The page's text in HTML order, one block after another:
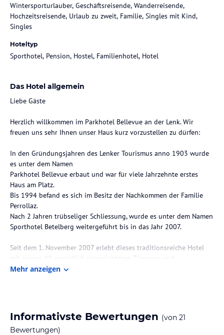
Wintersporturlauber, Geschäftsreisende, Wanderreisende,
Hochzeitsreisende, Urlaub zu zweit, Familie, Singles mit Kind,
Singles
Hoteltyp
Sporthotel, Pension, Hostel, Familienhotel, Hotel
Das Hotel allgemein
Liebe Gäste
Herzlich willkommen im Parkhotel Bellevue an der Lenk. Wir
freuen uns sehr Ihnen unser Haus kurz vorzustellen zu dürfen:
In den Gründungsjahren des Lenker Tourismus anno 1903 wurde
es unter dem Namen
Parkhotel Bellevue erbaut und war für viele Jahrzehnte erstes
Haus am Platz.
Bis 1994 befand es sich im Besitz der Nachkommen der Familie
Perrollaz.
Nach 2 Jahren trübseliger Schliessung, wurde es unter dem Namen
Sporthotel Betelberg weitergeführt bis in das Jahr 2007.
Seit dem 1. November 2007 erlebt dieses traditionsreiche Hotel
mit seinen 40 gemütlich eingerichteten Zimmern und
spektakulärem Blick auf die umliegende Bergwelt, eine
Wir heissen Sie herzlich willkommen und wünschen Ihnen einen
schönen Aufenthalt.
Mehr anzeigen
Informativste Bewertungen (von 21
Bewertungen)